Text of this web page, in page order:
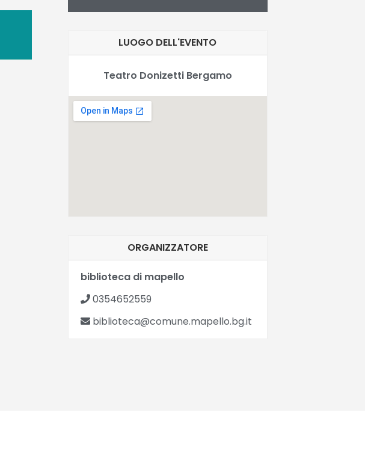
LUOGO DELL'EVENTO
Teatro Donizetti Bergamo
ORGANIZZATORE
biblioteca di mapello
0354652559
biblioteca@comune.mapello.bg.it